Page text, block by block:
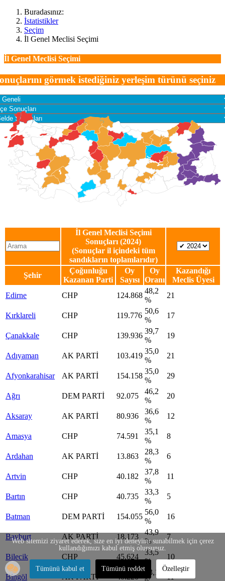
Buradasınız:
İstatistikler
Seçim
İl Genel Meclisi Seçimi
İl Genel Meclisi Seçimi
görmek istediğiniz yerleşim türünü seçiniz
İl Genel Meclisi Seçimi
Sonuçları (2024)
(Sonuçlar il içindeki tüm
sandıkların toplamlarıdır)
Şehir
Çoğunluğu
Kazanan Parti
Oy
Sayısı
Oy
Oranı
Kazandığı
Meclis Üyesi
Edirne
CHP 124.868
48,2
%
21
Kırklareli CHP 119.776
50,6
%
17
Çanakkale CHP 139.936
39,7
%
19
Adıyaman AK PARTİ 103.419
35,0
%
21
Afyonkarahisar AK PARTİ 154.158
35,0
%
29
Ağrı DEM PARTİ 92.075
46,2
%
20
Aksaray AK PARTİ 80.936
36,6
%
12
Amasya CHP 74.591
35,1
%
8
Ardahan AK PARTİ 13.863
28,3
%
6
Artvin CHP 40.182
37,8
%
11
Bartın CHP 40.735
33,3
%
5
Batman DEM PARTİ 154.055
56,0
%
16
Bayburt AK PARTİ 18.173
43,9
%
7
Bilecik CHP 45.624
33,5
%
10
Bingöl AK PARTİ 40.220
33,1
11
Web sitemizi ziyaret ederek, size en iyi deneyimi sunabilmek için çerez
kullandığımızı kabul etmiş olursunuz.
Tümünü kabul et Tümünü reddet Özelleştir